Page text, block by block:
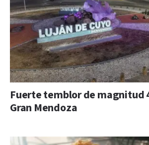
Fuerte temblor de magnitud
Gran Mendoza